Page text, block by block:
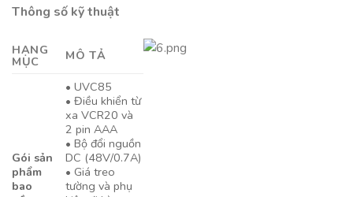
Thông số kỹ thuật
HẠNG
MỤC MÔ TẢ
Gói sản
phẩm
bao
• UVC85
• Điều khiển từ
xa VCR20 và
2 pin AAA
• Bộ đổi nguồn
DC (48V/0.7A)
• Giá treo
tường và phụ